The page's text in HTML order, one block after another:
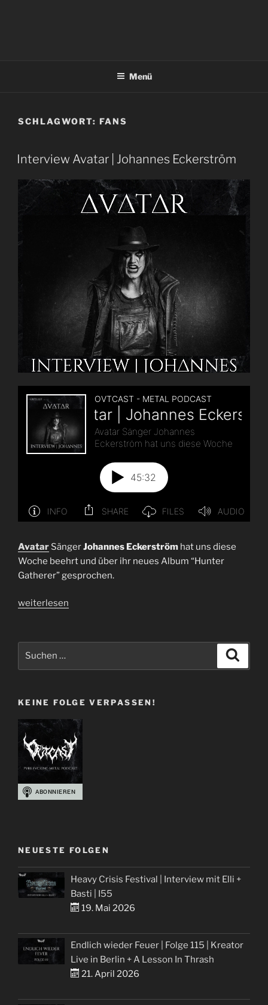
Menü
SCHLAGWORT: FANS
Interview Avatar | Johannes Eckerström
Avatar SängerJohannes Eckerström hat uns diese
Woche beehrt und über ihr neues Album “Hunter
Gatherer” gesprochen.
„Interview
Johannes
Eckerström“
weiterlesen
KEINE FOLGE VERPASSEN!
NEUESTE FOLGEN
Heavy Crisis Festival | Interview mit Elli +
Basti | I55
19. Mai 2026
Endlich wieder Feuer | Folge 115 | Kreator
Live in Berlin + A Lesson In Thrash
21. April 2026